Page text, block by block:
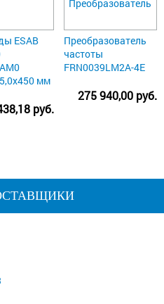
ESAB
мм
руб.
Преобразователь
частоты
FRN0039LM2A-4E
275 940,00 руб.